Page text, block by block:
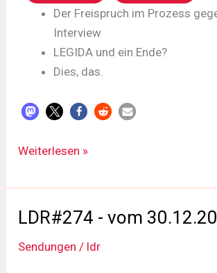
Der Freispruch im Prozess
Interview
LEGIDA und ein Ende?
Dies, das.
LDR#275
vom
14.01.2017
Weiterlesen »
LDR#274 - vom
Sendungen / ldr